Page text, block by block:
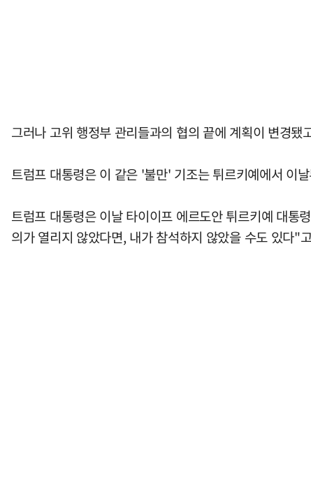
그러나 고위 행정부 관리들과의 협의 끝에 계획이 변경
트럼프 대통령은 이 같은 '불만' 기조는 튀르키예에서 이
트럼프 대통령은 이날 타이이프 에르도안 튀르키예 대
의가 열리지 않았다면, 내가 참석하지 않았을 수도 있다"